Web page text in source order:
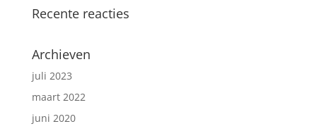
Recente reacties
Archieven
juli 2023
maart 2022
juni 2020